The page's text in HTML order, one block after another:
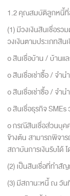
1.2 คุณสมบัติลูกหนี้ที่
(1) มีวงเงินสินเชื่อรว
วงเงินตามประเภทสิน
o สินเชื่อบ้าน / บ้านแ
o สินเชื่อเช่าซื้อ / จำน
o สินเชื่อเช่าซื้อ / จำ
o สินเชื่อธุรกิจ SMEs
o กรณีสินเชื่อส่วนบุค
ข้างต้น สามารถพิจาร
สถาบันการเงินรับได้
(2) เป็นสินเชื่อที่ทำสั
(3) มีสถานะหนี้ ณ วัน